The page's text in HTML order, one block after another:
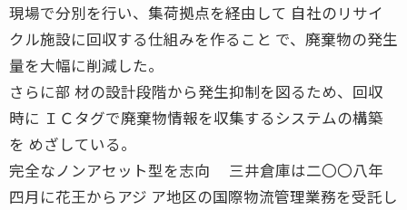
現場で分別を行い、集荷拠点を経由して 自社のリサイ
クル施設に回収する仕組みを作ること で、廃棄物の発生
量を大幅に削減した。
さらに部 材の設計段階から発生抑制を図るため、回収
時に ＩＣタグで廃棄物情報を収集するシステムの構築
を めざしている。
完全なノンアセット型を志向 三井倉庫は二〇〇八年
四月に花王からアジ ア地区の国際物流管理業務を受託し